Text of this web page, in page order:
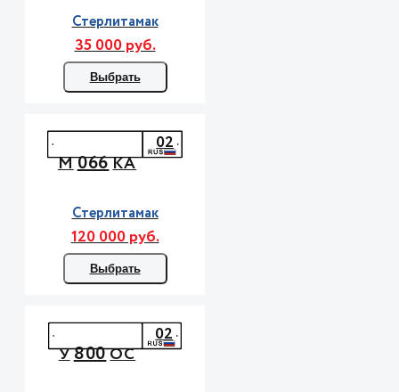
Стерлитамак
35 000 руб.
Выбрать
М066КА
02
Стерлитамак
120 000 руб.
Выбрать
У800ОС
02